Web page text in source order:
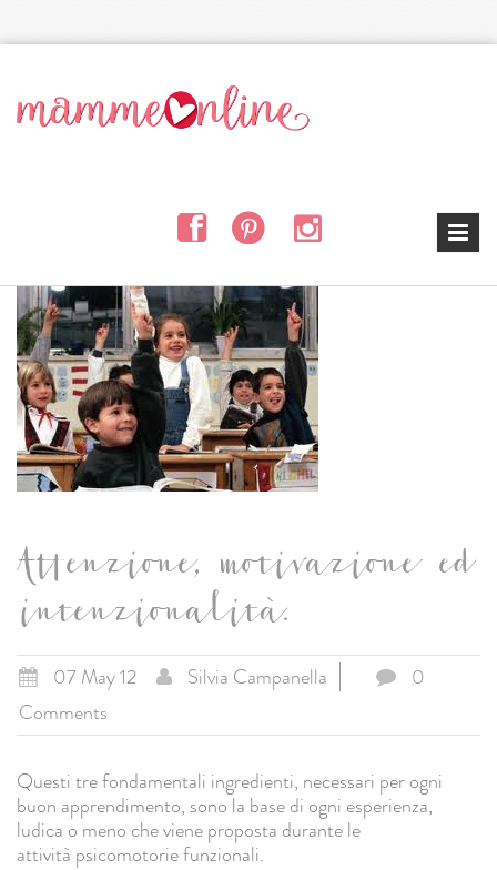
Attenzione, motivazione ed
intenzionalità.
07 May 12 Silvia Campanella
0
Comments
Questi tre fondamentali ingredienti, necessari per ogni
buon apprendimento, sono la base di ogni esperienza,
ludica o meno che viene proposta durante le
attività psicomotorie funzionali.